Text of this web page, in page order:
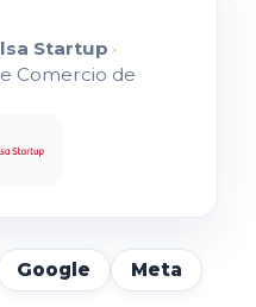
Startup ·
Comercio de
Google Meta